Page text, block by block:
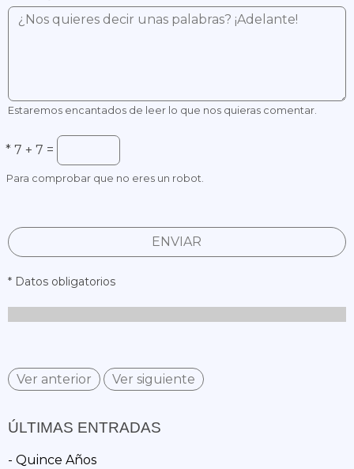
Estaremos encantados de leer lo que nos quieras comentar.
* 7 + 7 =
Para comprobar que no eres un robot.
ENVIAR
* Datos obligatorios
Ver anterior Ver siguiente
ÚLTIMAS ENTRADAS
- Quince Años